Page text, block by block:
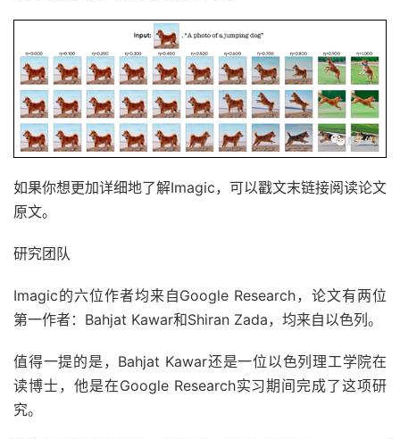
如果你想更加详细地了解Imagic，可以戳文末链接阅读论文
原文。
研究团队
Imagic的六位作者均来自Google Research，论文有两位
第一作者：Bahjat Kawar和Shiran Zada，均来自以色列。
值得一提的是，Bahjat Kawar还是一位以色列理工学院在
读博士，他是在Google Research实习期间完成了这项研
究。